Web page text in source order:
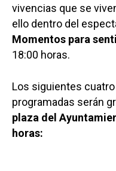
vivencias que se
ello dentro del
Momentos para
18:00 horas.
Los siguientes
programadas serán
plaza del
horas: